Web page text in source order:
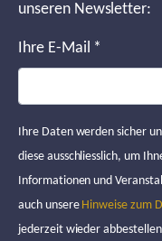
unseren Newsletter:
Ihre E-Mail *
Ihre Daten werden sicher
diese ausschliesslich, um
Informationen und
auch unsere Hinweise zum
jederzeit wieder